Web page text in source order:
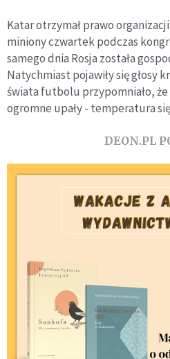
Katar otrzymał prawo
miniony czwartek podczas
samego dnia Rosja została
Natychmiast pojawiły się głosy
świata futbolu przypomniało,
ogromne upały - temperatura
DEON.PL